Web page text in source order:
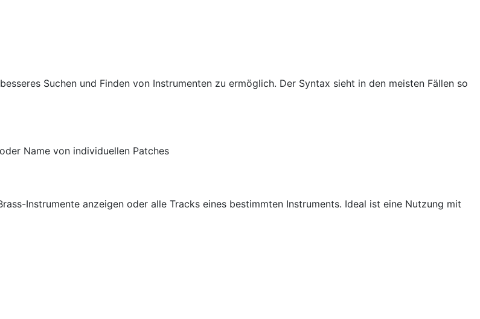
Suchen und Finden von Instrumenten zu ermöglich. Der Syntax sieht in den meisten Fällen so
Name von individuellen Patches
Instrumente anzeigen oder alle Tracks eines bestimmten Instruments. Ideal ist eine Nutzung mit